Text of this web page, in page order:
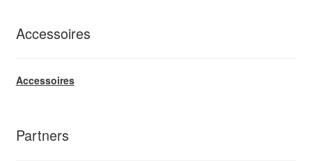
Accessoires
Accessoires
Partners